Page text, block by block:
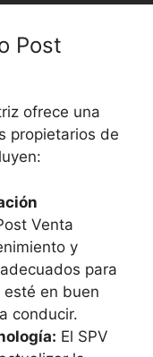
Post
ofrece una
propietarios de
Venta
y
para
esté en buen
conducir.
El SPV